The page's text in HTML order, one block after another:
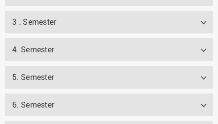
3 . Semester
4. Semester
5. Semester
6. Semester